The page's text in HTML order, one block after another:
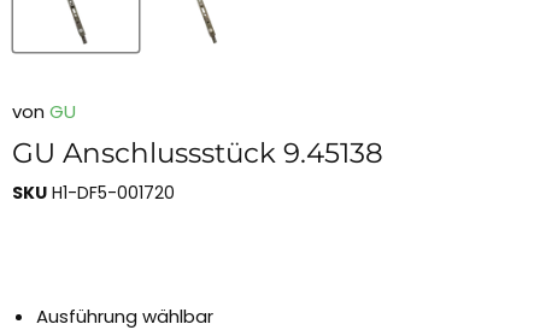
von GU
GU Anschlussstück 9.45138
SKU H1-DF5-001720
Ausführung wählbar